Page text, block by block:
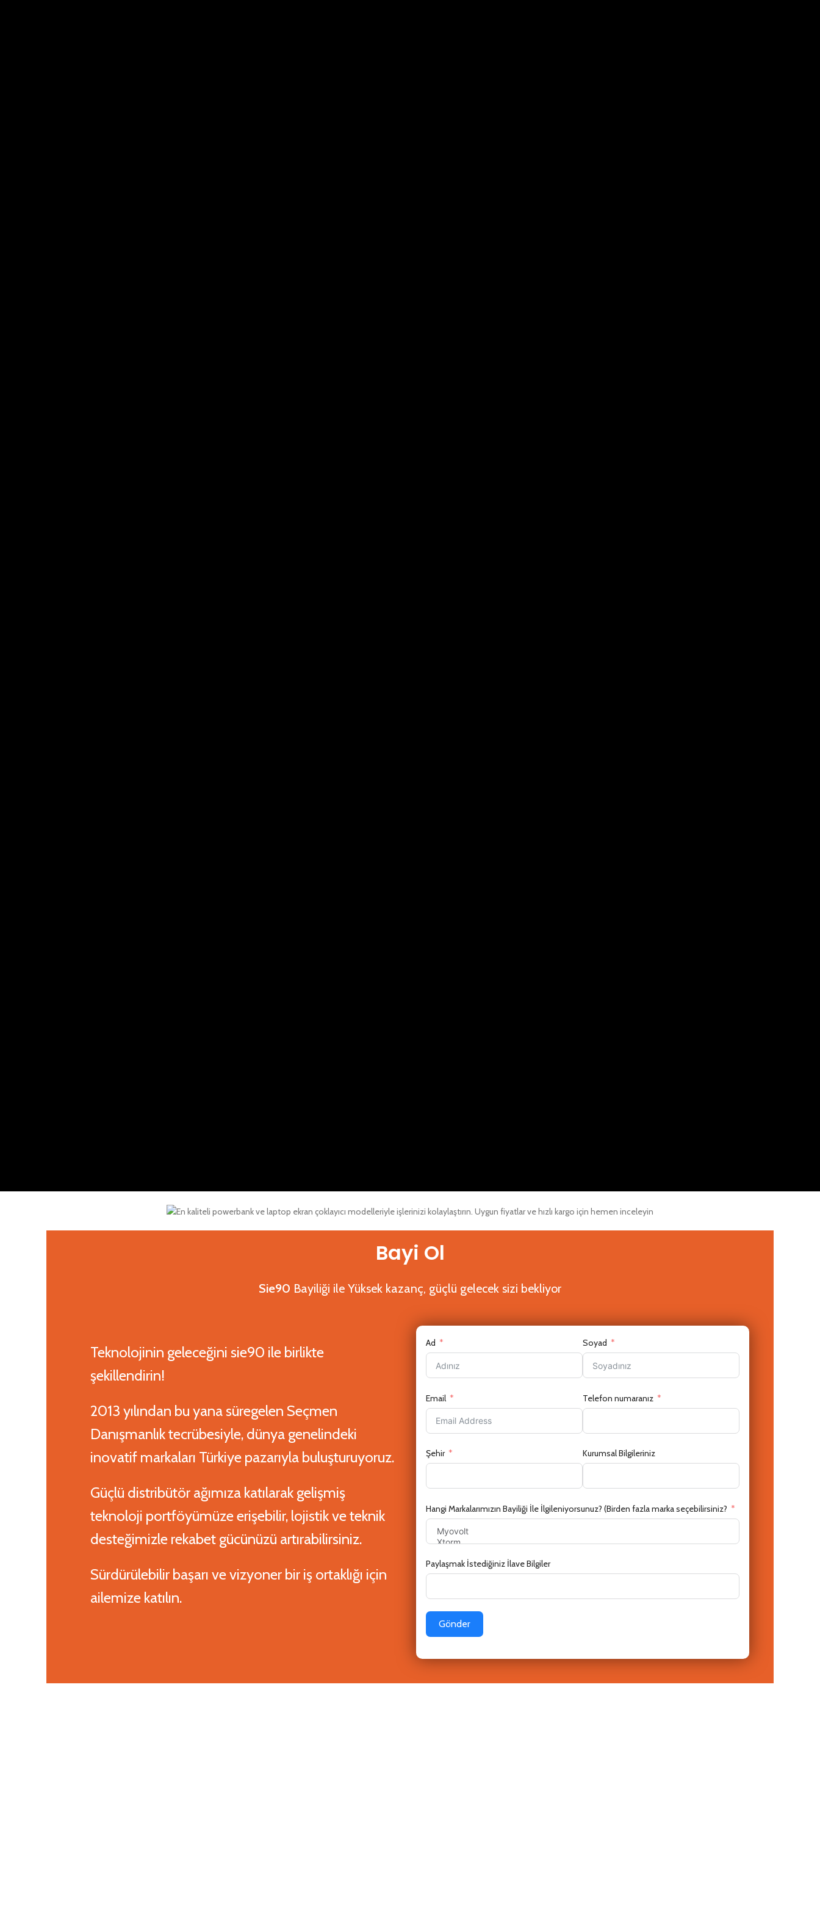
Bayi Ol
Sie90 Bayiliği ile Yüksek kazanç, güçlü gelecek sizi bekliyor
Teknolojinin geleceğini sie90 ile birlikte
şekillendirin!
2013 yılından bu yana süregelen Seçmen
Danışmanlık tecrübesiyle, dünya genelindeki
inovatif markaları Türkiye pazarıyla buluşturuyoruz.
Güçlü distribütör ağımıza katılarak gelişmiş
teknoloji portföyümüze erişebilir, lojistik ve teknik
desteğimizle rekabet gücünüzü artırabilirsiniz.
Sürdürülebilir başarı ve vizyoner bir iş ortaklığı için
ailemize katılın.
Ad Soyad
Email Telefon numaranız
Şehir Kurumsal Bilgileriniz
Hangi Markalarımızın Bayiliği İle İlgileniyorsunuz? (Birden fazla marka seçebilirsiniz?
Paylaşmak İstediğiniz İlave Bilgiler
Gönder